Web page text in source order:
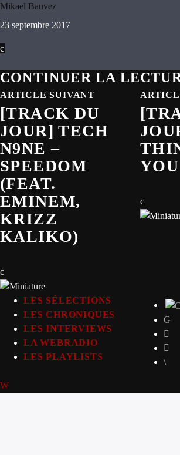
Mikael Bauvez
23 septembre 2017
CONTINUER LA
ARTICLE SUIVANT
[TRACK DU
JOUR] TECH
N9NE –
SPEEDOM
(FEAT.
EMINEM,
KRIZZ
KALIKO)
YOU
LES SÉLECTIONS
LES CHRONIQUES
LES INTERVIEWS
LA WEBRADIO
LES PLAYLISTS